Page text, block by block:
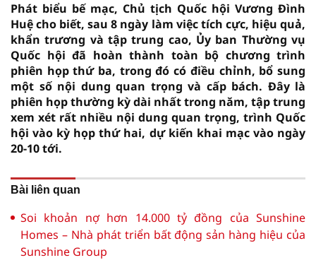
Phát biểu bế mạc, Chủ tịch Quốc hội Vương Đình
Huệ cho biết, sau 8 ngày làm việc tích cực, hiệu quả,
khẩn trương và tập trung cao, Ủy ban Thường vụ
Quốc hội đã hoàn thành toàn bộ chương trình
phiên họp thứ ba, trong đó có điều chỉnh, bổ sung
một số nội dung quan trọng và cấp bách. Đây là
phiên họp thường kỳ dài nhất trong năm, tập trung
xem xét rất nhiều nội dung quan trọng, trình Quốc
hội vào kỳ họp thứ hai, dự kiến khai mạc vào ngày
20-10 tới.
Bài liên quan
Soi khoản nợ hơn 14.000 tỷ đồng của Sunshine
Homes – Nhà phát triển bất động sản hàng hiệu của
Sunshine Group